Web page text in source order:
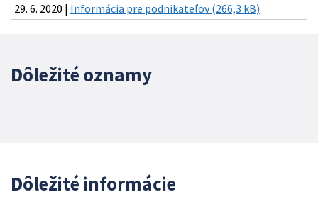
29. 6. 2020 | Informácia pre podnikateľov (266,3 kB)
Dôležité oznamy
Dôležité informácie